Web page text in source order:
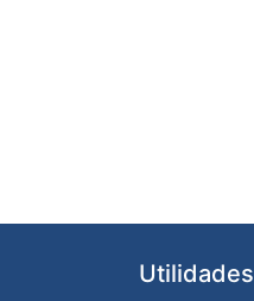
Utilidades